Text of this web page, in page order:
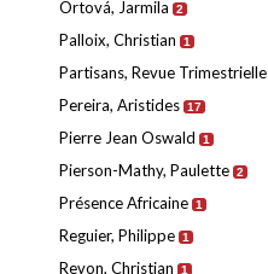
Ortová, Jarmila 2
Palloix, Christian 1
Partisans, Revue Trimestrielle
Pereira, Aristides 17
Pierre Jean Oswald 1
Pierson-Mathy, Paulette 2
Présence Africaine 1
Reguier, Philippe 1
Revon, Christian 1